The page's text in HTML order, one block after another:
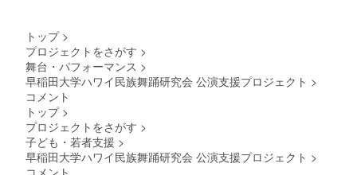
トップ >
プロジェクトをさがす >
舞台・パフォーマンス >
早稲田大学ハワイ民族舞踊研究会 公演支援プロジェクト >
コメント
トップ >
プロジェクトをさがす >
子ども・若者支援 >
早稲田大学ハワイ民族舞踊研究会 公演支援プロジェクト >
コメント